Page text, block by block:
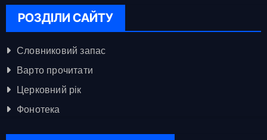
РОЗДІЛИ САЙТУ
Словниковий запас
Варто прочитати
Церковний рік
Фонотека